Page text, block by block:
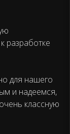
разработке
для нашего
и надеемся,
классную